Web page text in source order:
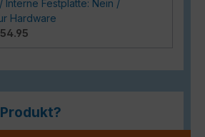
Interne Festplatte: Nein /
Hardware